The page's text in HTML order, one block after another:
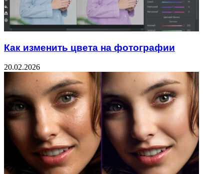
Как изменить цвета на фотографии
20.02.2026